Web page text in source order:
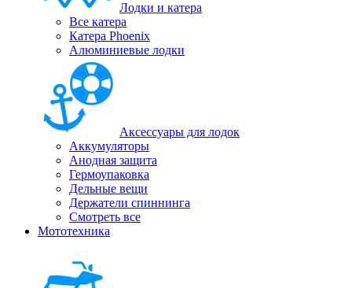
Лодки и катера
Все катера
Катера Phoenix
Алюминиевые лодки
Аксессуары для лодок
Аккумуляторы
Анодная защита
Гермоупаковка
Дельные вещи
Держатели спиннинга
Смотреть все
Мототехника